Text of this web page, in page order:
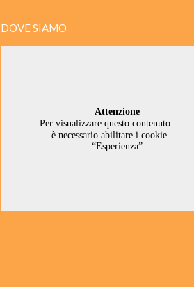
DOVE SIAMO